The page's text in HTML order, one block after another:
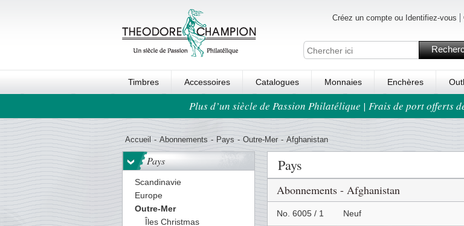
Créez un compte ou Identifiez-vous
Timbres Accessoires Catalogues Monnaies Enchères
Ordre au panierPlus d’un siècle de Passion Philatélique | Frais de port offerts
Accueil - Abonnements - Pays - Outre-Mer - Afghanistan
Pays
Scandinavie
Europe
Outre-Mer
Îles Christmas
Pays
Abonnements - Afghanistan
No. 6005 / 1 Neuf